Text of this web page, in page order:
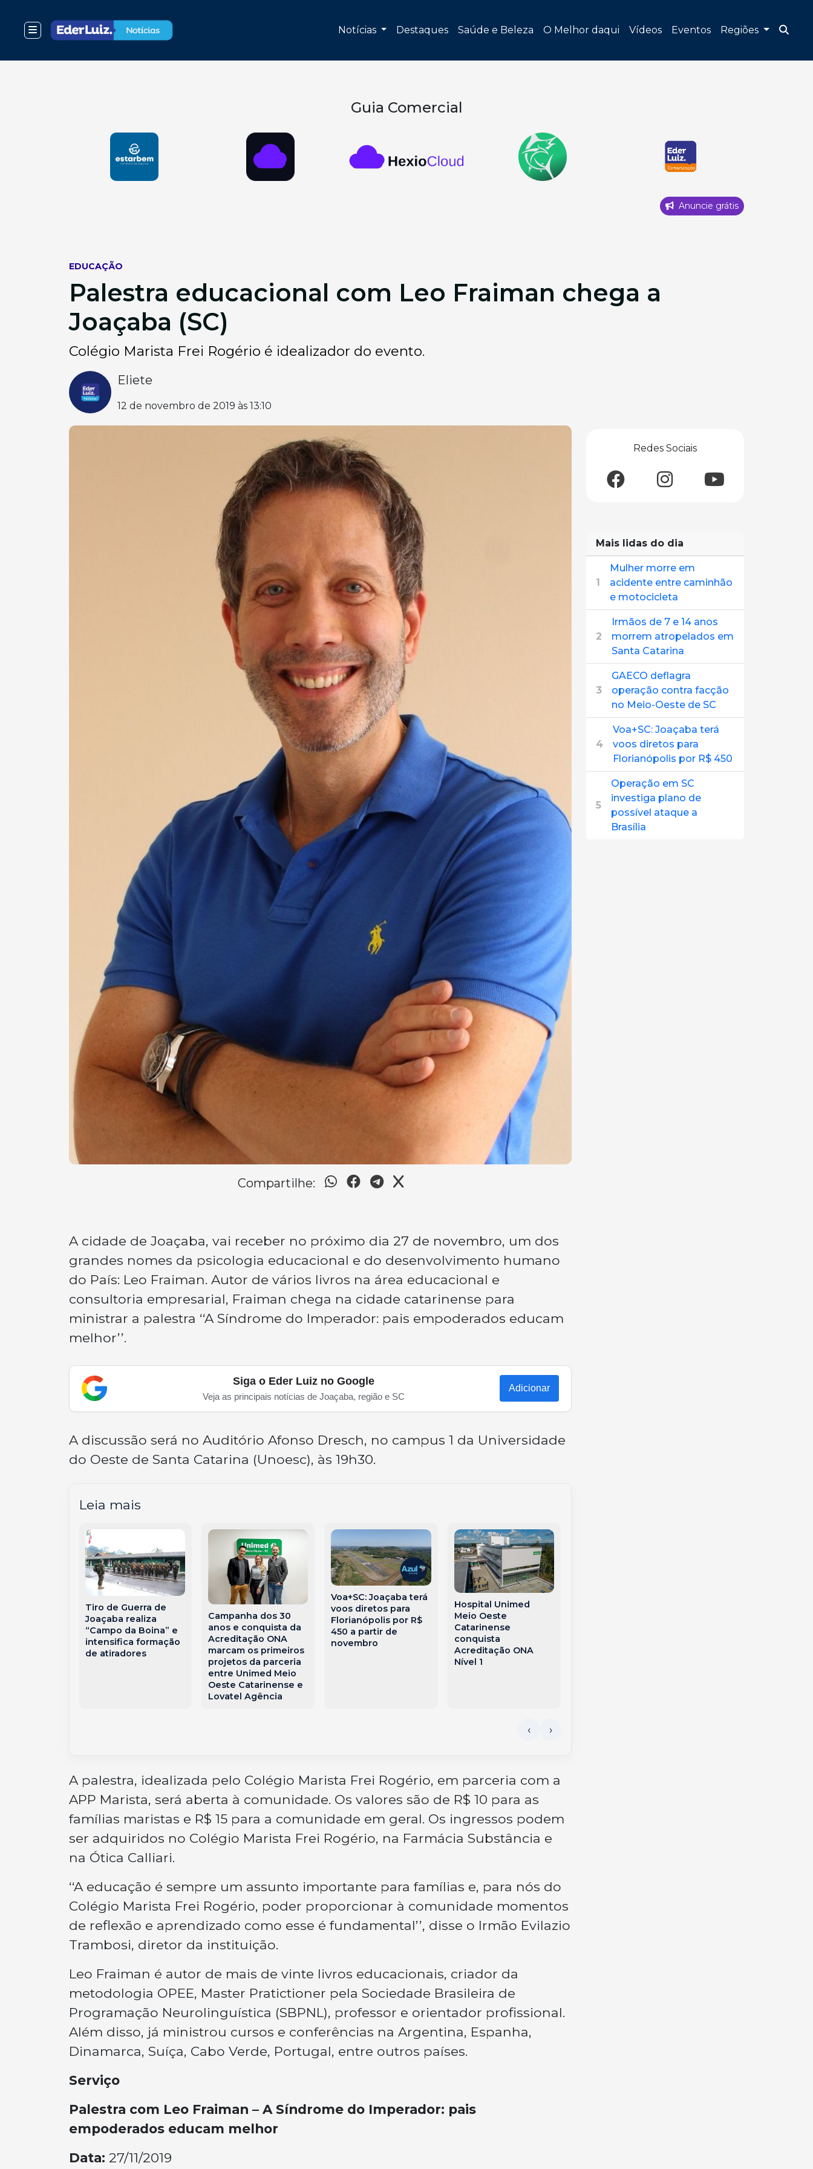
Notícias Destaques Saúde e Beleza O Melhor daqui Vídeos Eventos Regiões
Guia Comercial
Anuncie grátis
EDUCAÇÃO
Palestra educacional com Leo Fraiman chega a
Joaçaba (SC)
Colégio Marista Frei Rogério é idealizador do evento.
Eliete
12 de novembro de 2019 às 13:10
Compartilhe:
A cidade de Joaçaba, vai receber no próximo dia 27 de novembro, um dos
grandes nomes da psicologia educacional e do desenvolvimento humano
do País: Leo Fraiman. Autor de vários livros na área educacional e
consultoria empresarial, Fraiman chega na cidade catarinense para
ministrar a palestra ‘‘A Síndrome do Imperador: pais empoderados educam
melhor’’.
Siga o Eder Luiz no Google
Veja as principais notícias de Joaçaba, região e SC
Adicionar
A discussão será no Auditório Afonso Dresch, no campus 1 da Universidade
do Oeste de Santa Catarina (Unoesc), às 19h30.
Leia mais
Tiro de Guerra de
Joaçaba realiza
“Campo da Boina” e
intensifica formação
de atiradores
Campanha dos 30
anos e conquista da
Acreditação ONA
marcam os primeiros
projetos da parceria
entre Unimed Meio
Oeste Catarinense e
Lovatel Agência
Voa+SC: Joaçaba terá
voos diretos para
Florianópolis por R$
450 a partir de
novembro
Hospital Unimed
Meio Oeste
Catarinense
conquista
Acreditação ONA
Nível 1
A palestra, idealizada pelo Colégio Marista Frei Rogério, em parceria com a
APP Marista, será aberta à comunidade. Os valores são de R$ 10 para as
famílias maristas e R$ 15 para a comunidade em geral. Os ingressos podem
ser adquiridos no Colégio Marista Frei Rogério, na Farmácia Substância e
na Ótica Calliari.
‘‘A educação é sempre um assunto importante para famílias e, para nós do
Colégio Marista Frei Rogério, poder proporcionar à comunidade momentos
de reflexão e aprendizado como esse é fundamental’’, disse o Irmão Evilazio
Trambosi, diretor da instituição.
Leo Fraiman é autor de mais de vinte livros educacionais, criador da
metodologia OPEE, Master Pratictioner pela Sociedade Brasileira de
Programação Neurolinguística (SBPNL), professor e orientador profissional.
Além disso, já ministrou cursos e conferências na Argentina, Espanha,
Dinamarca, Suíça, Cabo Verde, Portugal, entre outros países.
Serviço
Palestra com Leo Fraiman – A Síndrome do Imperador: pais
empoderados educam melhor
Data: 27/11/2019
Redes Sociais
Mais lidas do dia
1
Mulher morre em
acidente entre caminhão
e motocicleta
2
Irmãos de 7 e 14 anos
morrem atropelados em
Santa Catarina
3
GAECO deflagra
operação contra facção
no Meio-Oeste de SC
4
Voa+SC: Joaçaba terá
voos diretos para
Florianópolis por R$ 450
5
Operação em SC
investiga plano de
possível ataque a
Brasília